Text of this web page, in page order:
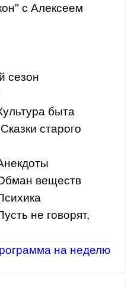
с Алексеем
сезон
быта
старого
веществ
не говорят,
на неделю